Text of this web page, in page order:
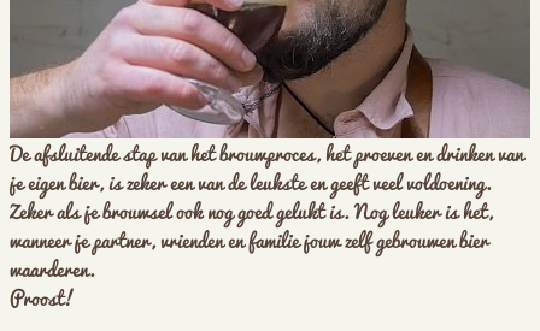
De afsluitende stap van het brouwproces, het proeven en drinken van
je eigen bier, is zeker een van de leukste en geeft veel voldoening.
Zeker als je brouwsel ook nog goed gelukt is. Nog leuker is het,
wanneer je partner, vrienden en familie jouw zelf gebrouwen bier
waarderen.
Proost!